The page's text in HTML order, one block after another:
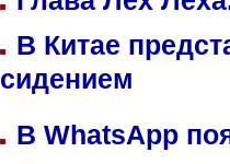
В Китае
сидением
В WhatsApp